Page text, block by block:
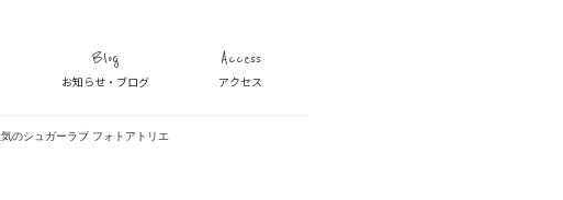
Blog
お知らせ・ブログ
Access
アクセス
のシュガーラブ フォトアトリエ